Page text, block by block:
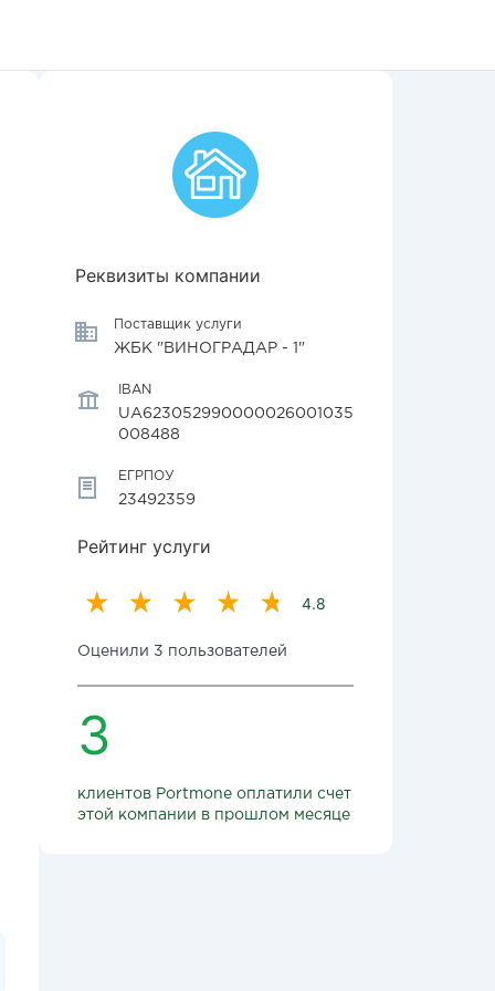
Реквизиты компании
Поставщик услуги
ЖБК "ВИНОГРАДАР - 1"
IBAN
UA623052990000026001035
008488
ЕГРПОУ
23492359
Рейтинг услуги
4.8
Оценили 3 пользователей
3
клиентов Portmone оплатили счет
этой компании в прошлом месяце